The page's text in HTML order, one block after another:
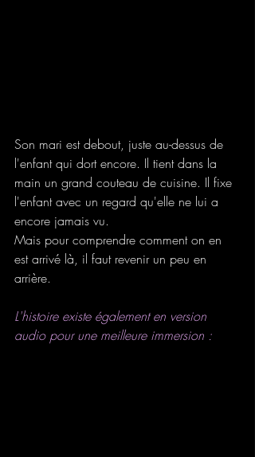
Son mari est debout, juste au-dessus de
l'enfant qui dort encore. Il tient dans la
main un grand couteau de cuisine. Il fixe
l'enfant avec un regard qu'elle ne lui a
encore jamais vu.
Mais pour comprendre comment on en
est arrivé là, il faut revenir un peu en
arrière.
L'histoire existe également en version
audio pour une meilleure immersion :